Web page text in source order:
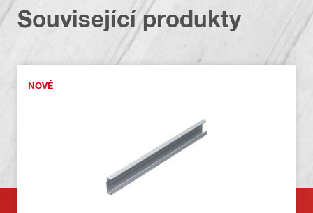
Související produkty
NOVÉ